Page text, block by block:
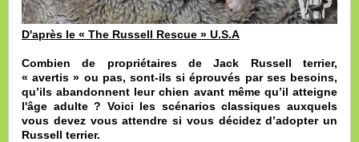
D'après le « The Russell Rescue » U.S.A
Combien de propriétaires de Jack Russell terrier,
« avertis » ou pas, sont-ils si éprouvés par ses besoins,
qu’ils abandonnent leur chien avant même qu’il atteigne
l'âge adulte ? Voici les scénarios classiques auxquels
vous devez vous attendre si vous décidez d’adopter un
Russell terrier.